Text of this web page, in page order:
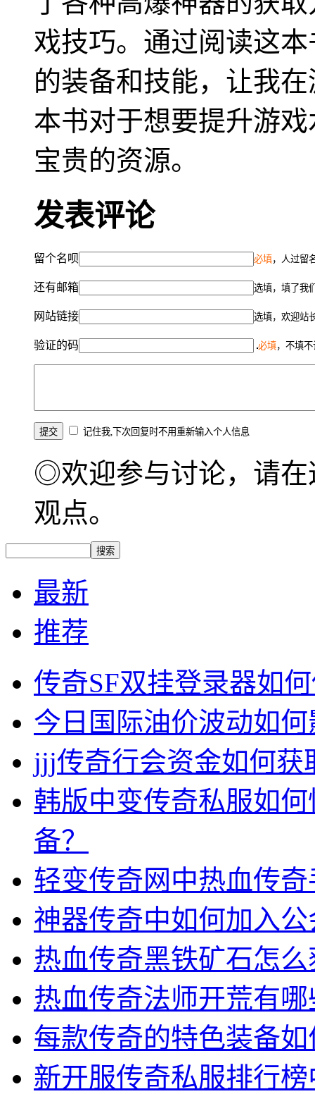
戏技巧。通过阅读这
的装备和技能，让我
本书对于想要提升游
宝贵的资源。
发表评论
留个名呗 必填，人过留
还有邮箱 选填，填了我
网站链接 选填，欢迎站
验证的码 必填，不填
记住我,下次回复时不用重新输入个人信息
◎欢迎参与讨论，请在
观点。
最新
推荐
传奇SF双挂登录器如
今日国际油价波动如
jjj传奇行会资金如何获
韩版中变传奇私服如
备？
轻变传奇网中热血传
神器传奇中如何加入公
热血传奇黑铁矿石怎
热血传奇法师开荒有
每款传奇的特色装备
新开服传奇私服排行